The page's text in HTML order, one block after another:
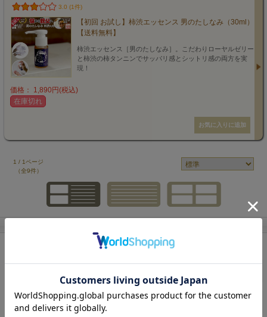
3.0 (1件)
【初回 お試し】柿渋エッセンス 男のたしなみ（30ml）
【送料無料】
柿渋エッセンス［男のたしなみ］。こだわりローヤルゼリー
と柿渋の柿タンニンでサッパリ感とシットリ感の両方を実
現！
価格： 1,890円(税込)
在庫切れ
1 / 1ページ
（全9件）
キーワード検索
価格帯検索
円 ～